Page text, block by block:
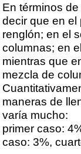
En términos
decir que en el
renglón; en el
columnas; en
mientras que
mezcla de
maneras de
varía mucho:
primer caso:
caso: 3%,